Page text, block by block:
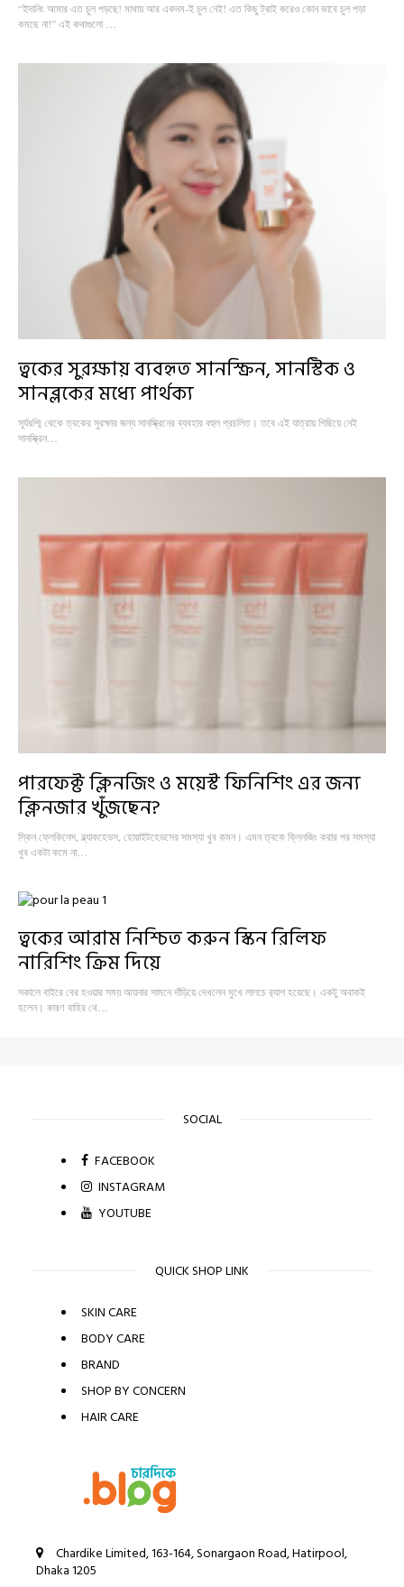
“ইদানিং আমার এত চুল পড়ছে! মাথায় আর একদম-ই চুল নেই! এত কিছু ট্রাই করেও কোন ভাবে চুল পড়া
কমছে না!” এই কথাগুলো …
ত্বকের সুরক্ষায় ব্যবহৃত সানস্ক্রিন, সানস্টিক ও
সানব্লকের মধ্যে পার্থক্য
সূর্যরশ্মি থেকে ত্বকের সুরক্ষার জন্য সানস্ক্রিনের ব্যবহার বহুল প্রচলিত। তবে এই যাত্রায় পিছিয়ে নেই
সানস্ক্রিন…
পারফেক্ট ক্লিনজিং ও ময়েস্ট ফিনিশিং এর জন্য
ক্লিনজার খুঁজছেন?
স্কিন ফ্লেকিনেস, ব্ল্যাকহেডস, হোয়াইটহেডসের সমস্যা খুব কমন। এমন ত্বকে ক্লিনজিং করার পর সমস্যা
খুব একটা কমে না…
ত্বকের আরাম নিশ্চিত করুন স্কিন রিলিফ
নারিশিং ক্রিম দিয়ে
সকালে বাইরে বের হওয়ার সময় আয়নার সামনে দাঁড়িয়ে দেখলেন মুখে লালচে র‍্যাশ হয়েছে। একটু অবাকই
হলেন। কারণ বাহির থে…
SOCIAL
FACEBOOK
INSTAGRAM
YOUTUBE
QUICK SHOP LINK
SKIN CARE
BODY CARE
BRAND
SHOP BY CONCERN
HAIR CARE
Chardike Limited, 163-164, Sonargaon Road, Hatirpool,
Dhaka 1205